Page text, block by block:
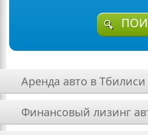
Аренда авто в Тбилиси
Финансовый лизинг